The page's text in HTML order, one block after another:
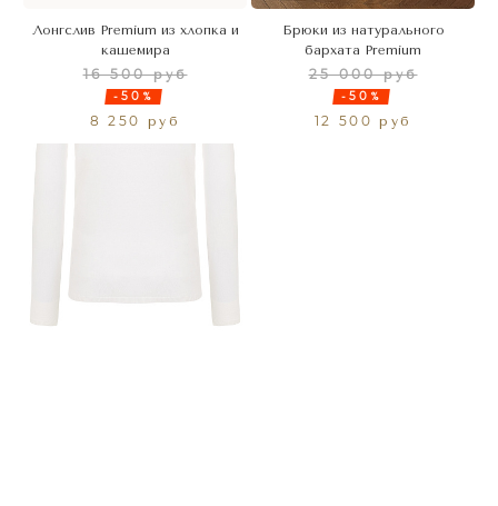
Лонгслив Premium из хлопка и
кашемира
16 500 руб
-50%
8 250 руб
Брюки из натурального
бархата Premium
25 000 руб
-50%
12 500 руб